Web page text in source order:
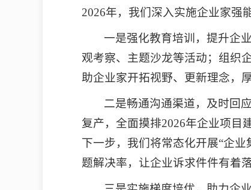
2026年，我们深入实施企业家强
一是强化教育培训，提升企
观考察、主题沙龙等活动；组织
助企业家开拓视野、更新理念，
二是畅通沟通渠道，及时回
复产，全面摸排2026年企业项目
下一步，我们将常态化开展“企
题解决率，让企业诉求件件有着